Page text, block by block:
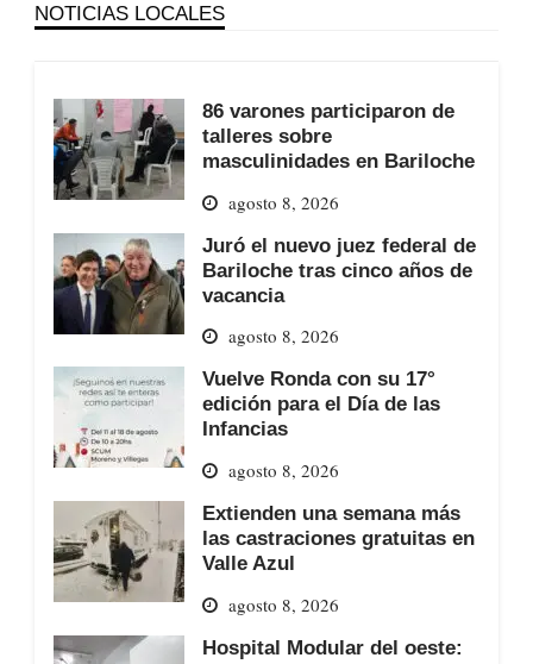
NOTICIAS LOCALES
86 varones participaron de
talleres sobre
masculinidades en Bariloche
agosto 8, 2026
Juró el nuevo juez federal de
Bariloche tras cinco años de
vacancia
agosto 8, 2026
Vuelve Ronda con su 17°
edición para el Día de las
Infancias
agosto 8, 2026
Extienden una semana más
las castraciones gratuitas en
Valle Azul
agosto 8, 2026
Hospital Modular del oeste: